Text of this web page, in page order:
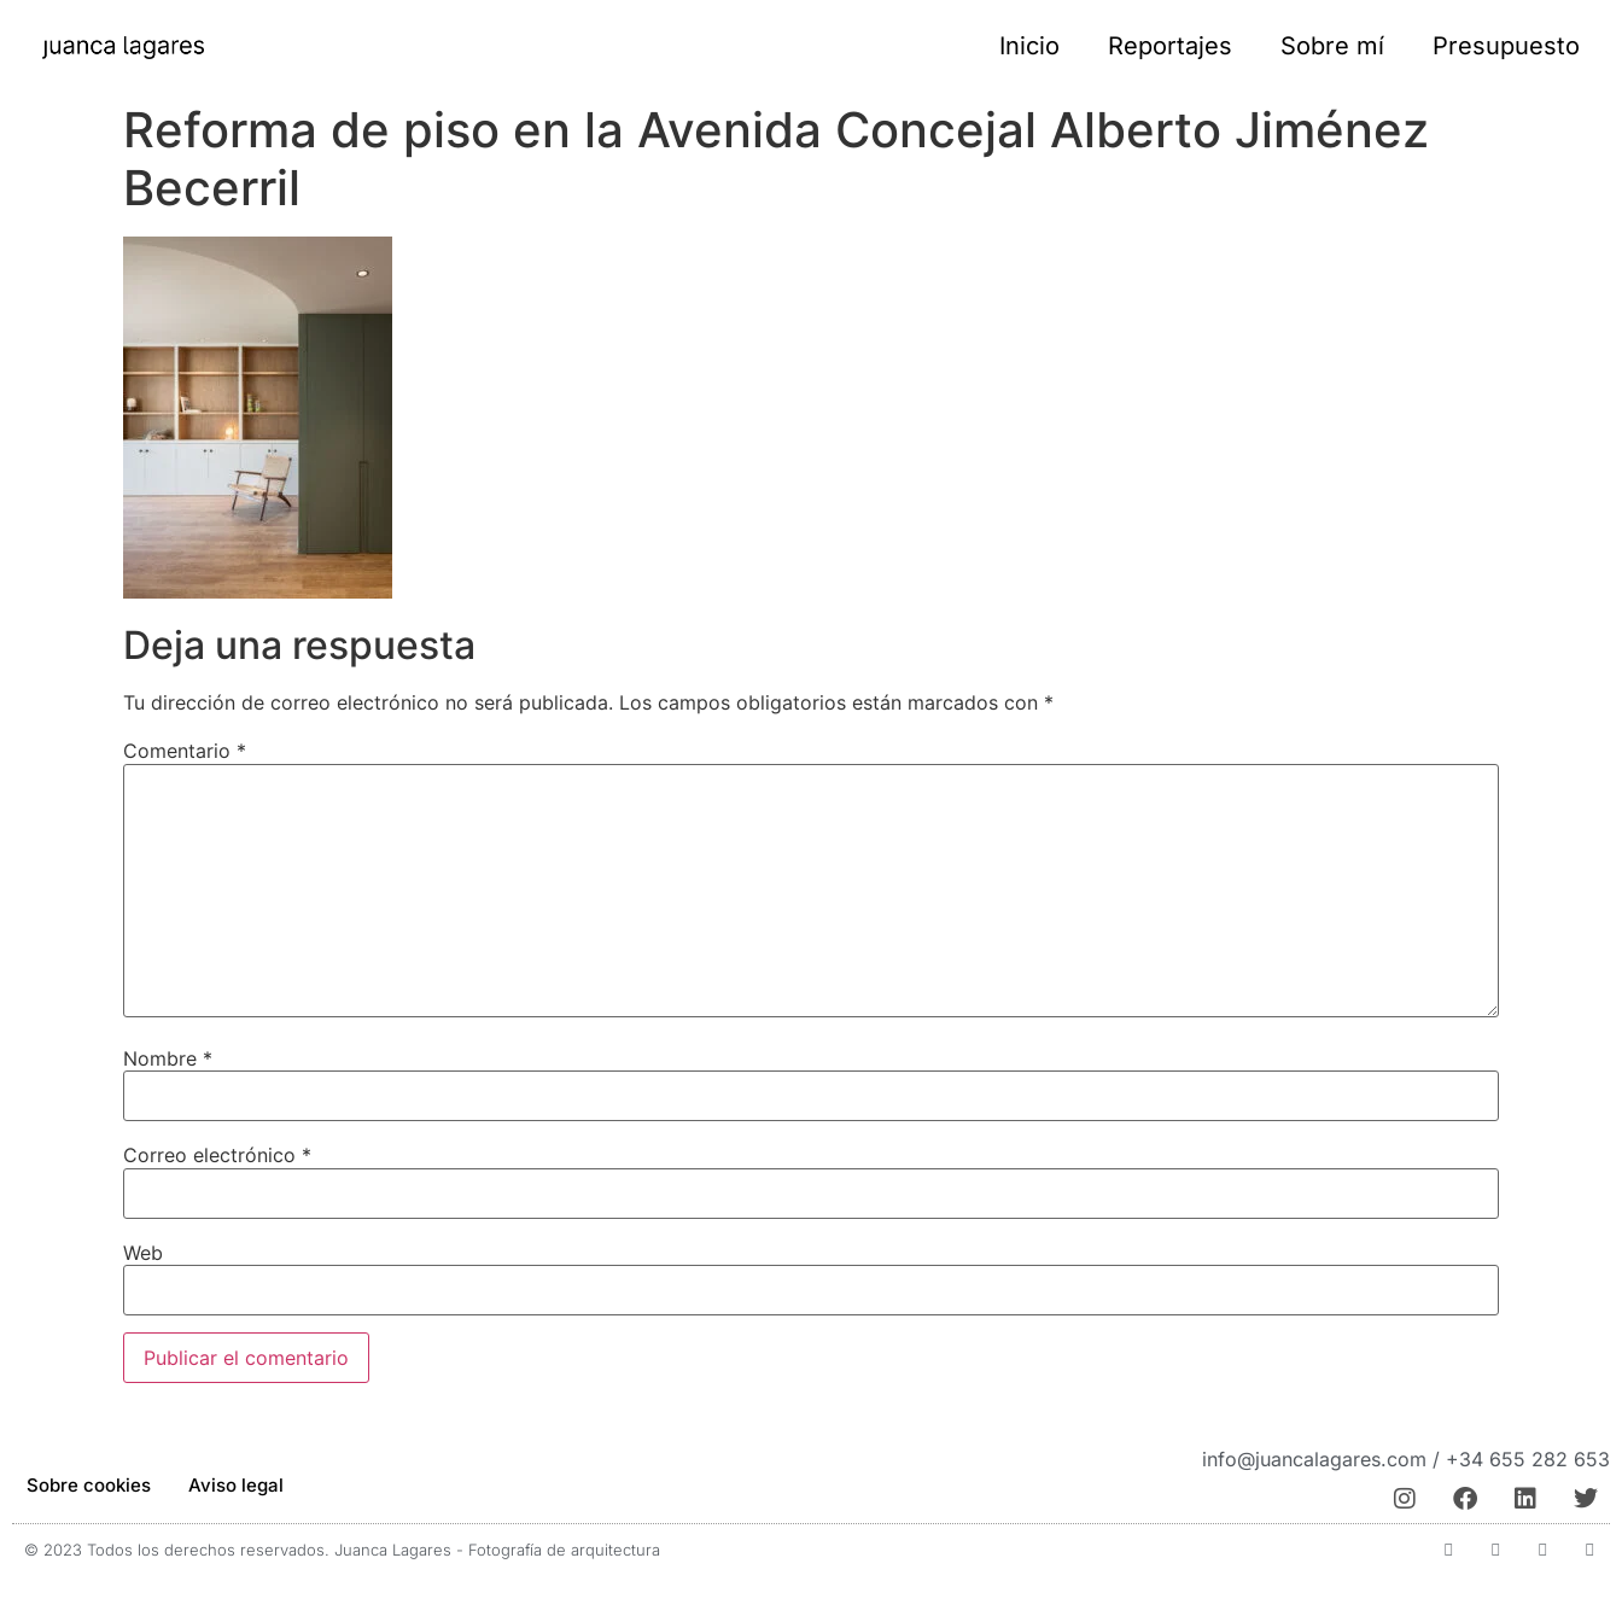
Inicio Reportajes Sobre mí Presupuesto
Reforma de piso en la Avenida Concejal Alberto Jiménez
Becerril
Deja una respuesta
Tu dirección de correo electrónico no será publicada. Los campos obligatorios están marcados con *
Comentario *
Nombre *
Correo electrónico *
Web
Sobre cookies Aviso legal
info@juancalagares.com / +34 655 282 653
© 2023 Todos los derechos reservados. Juanca Lagares - Fotografía de arquitectura